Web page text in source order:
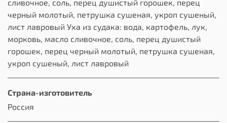
сливочное, соль, перец душистый горошек, перец
черный молотый, петрушка сушеная, укроп сушеный,
лист лавровый Уха из судака: вода, картофель, лук,
морковь, масло сливочное, соль, перец душистый
горошек, перец черный молотый, петрушка сушеная,
укроп сушеный, лист лавровый
Страна-изготовитель
Россия